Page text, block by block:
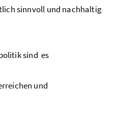
sinnvoll und nachhaltig
sind es
und